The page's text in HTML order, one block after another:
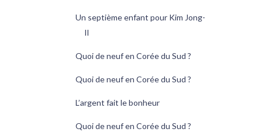
Un septième enfant pour Kim Jong-
Il
Quoi de neuf en Corée du Sud ?
Quoi de neuf en Corée du Sud ?
L’argent fait le bonheur
Quoi de neuf en Corée du Sud ?